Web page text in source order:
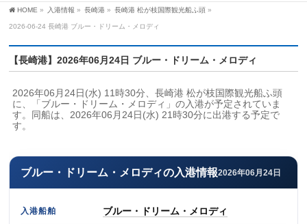
HOME » 入港情報 » 長崎港 » 長崎港 松が枝国際観光船ふ頭 »
2026-06-24 長崎港 ブルー・ドリーム・メロディ
【長崎港】2026年06月24日 ブルー・ドリーム・メロディ
2026年06月24日(水) 11時30分、長崎港 松が枝国際観光船ふ頭
に、「ブルー・ドリーム・メロディ」の入港が予定されていま
す。同船は、2026年06月24日(水) 21時30分に出港する予定で
す。
ブルー・ドリーム・メロディの入港情報2026年06月24日
入港船舶 ブルー・ドリーム・メロディ